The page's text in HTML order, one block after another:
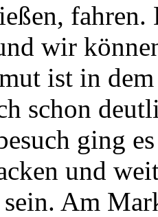
wir
ist in
schon
ging
und
Am